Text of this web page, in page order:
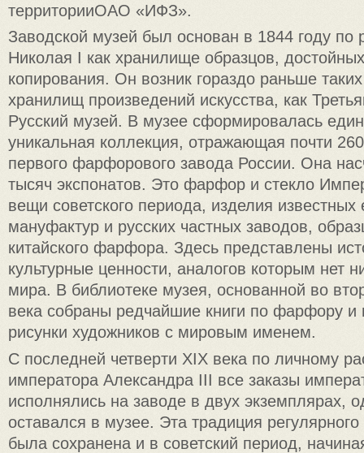
территорииОАО «ИФЗ».
Заводской музей был основан в 1844 году по
Николая I как хранилище образцов,
копирования. Он возник гораздо раньше
хранилищ произведений искусства, как
Русский музей. В музее сформировалась
уникальная коллекция, отражающая почти
первого фарфорового завода России. Она
тысяч экспонатов. Это фарфор и стекло
вещи советского периода, изделия известных
мануфактур и русских частных заводов,
китайского фарфора. Здесь представлены
культурные ценности, аналогов которым нет
мира. В библиотеке музея, основанной во
века собраны редчайшие книги по фарфору и
рисунки художников с мировым именем.
С последней четверти ХIХ века по личному
императора Александра III все заказы
исполнялись на заводе в двух экземплярах,
оставался в музее. Эта традиция
была сохранена и в советский период,